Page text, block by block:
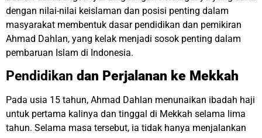
dengan nilai-nilai keislaman dan posisi penting dalam
masyarakat membentuk dasar pendidikan dan pemikiran
Ahmad Dahlan, yang kelak menjadi sosok penting dalam
pembaruan Islam di Indonesia.
Pendidikan dan Perjalanan ke Mekkah
Pada usia 15 tahun, Ahmad Dahlan menunaikan ibadah haji
untuk pertama kalinya dan tinggal di Mekkah selama lima
tahun. Selama masa tersebut, ia tidak hanya menjalankan